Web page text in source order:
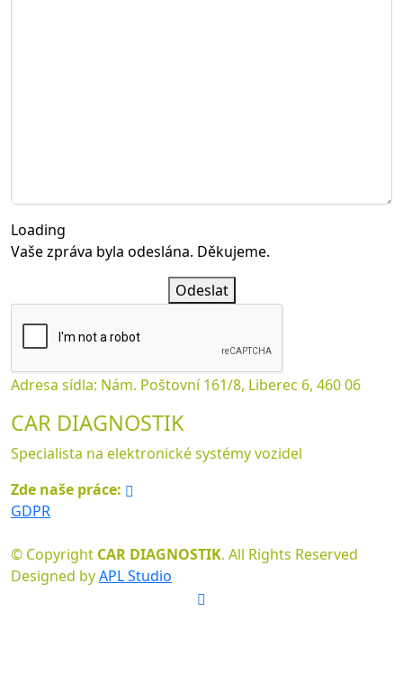
Loading
Vaše zpráva byla odeslána. Děkujeme.
Odeslat
Adresa sídla: Nám. Poštovní 161/8, Liberec 6, 460 06
CAR DIAGNOSTIK
Specialista na elektronické systémy vozidel
Zde naše práce:
GDPR
© Copyright CAR DIAGNOSTIK. All Rights Reserved
Designed byAPL Studio